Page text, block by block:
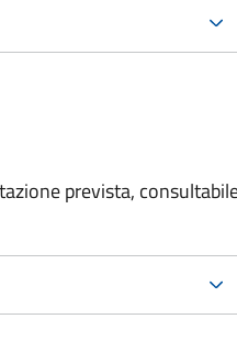
prevista,